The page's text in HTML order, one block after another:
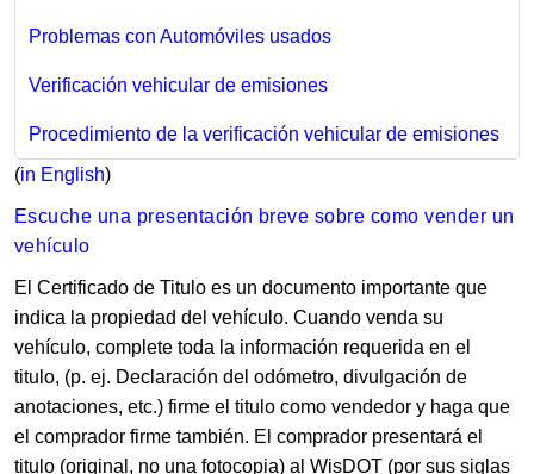
Problemas con Automóviles usados
Verificación vehicular de emisiones
Procedimiento de la verificación vehicular de emisiones
(in English​​)
Escuche una presentación breve sobre como vender un
vehículo
El Certificado de Titulo es un documento importante que
indica la propiedad del vehículo. Cuando venda su
vehículo, complete toda la información requerida en el
titulo, (p. ej. Declaración del odómetro, divulgación de
anotaciones, etc.) firme el titulo como vendedor y haga que
el comprador firme también. El comprador presentará el
titulo (original, no una fotocopia) al WisDOT (por sus siglas